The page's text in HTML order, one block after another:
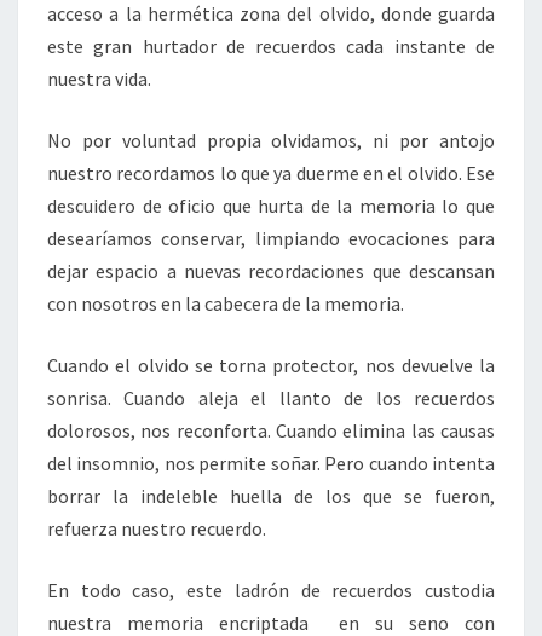
acceso a la hermética zona del olvido, donde guarda
este gran hurtador de recuerdos cada instante de
nuestra vida.
No por voluntad propia olvidamos, ni por antojo
nuestro recordamos lo que ya duerme en el olvido. Ese
descuidero de oficio que hurta de la memoria lo que
desearíamos conservar, limpiando evocaciones para
dejar espacio a nuevas recordaciones que descansan
con nosotros en la cabecera de la memoria.
Cuando el olvido se torna protector, nos devuelve la
sonrisa. Cuando aleja el llanto de los recuerdos
dolorosos, nos reconforta. Cuando elimina las causas
del insomnio, nos permite soñar. Pero cuando intenta
borrar la indeleble huella de los que se fueron,
refuerza nuestro recuerdo.
En todo caso, este ladrón de recuerdos custodia
nuestra memoria encriptada en su seno con